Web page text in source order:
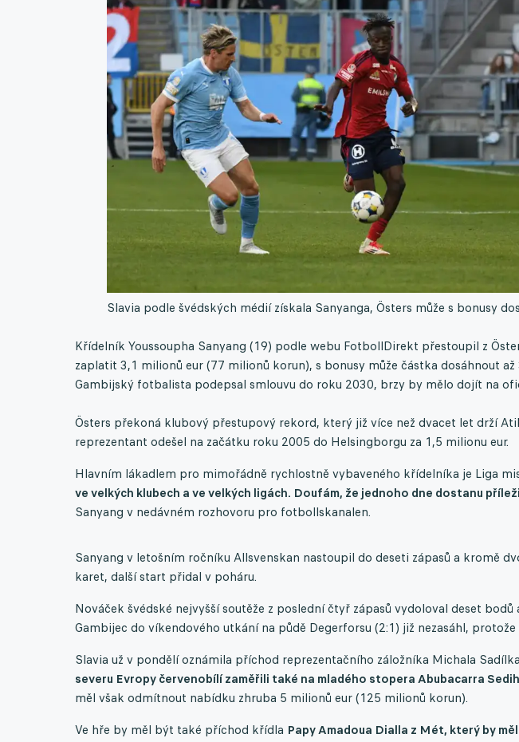
Slavia podle švédských médií získala Sanyanga, Östers může s bonusy
Křídelník Youssoupha Sanyang (19) podle webu FotbollDirekt přestoupil z
zaplatit 3,1 milionů eur (77 milionů korun), s bonusy může částka dosáhnout
Gambijský fotbalista podepsal smlouvu do roku 2030, brzy by mělo dojít na
Östers překoná klubový přestupový rekord, který již více než dvacet let drží
reprezentant odešel na začátku roku 2005 do Helsingborgu za 1,5 milionu eur.
Hlavním lákadlem pro mimořádně rychlostně vybaveného křídelníka je Liga
ve velkých klubech a ve velkých ligách. Doufám, že jednoho dne dostanu
Sanyang v nedávném rozhovoru pro fotbollskanalen.
Sanyang v letošním ročníku Allsvenskan nastoupil do deseti zápasů a kromě
karet, další start přidal v poháru.
Nováček švédské nejvyšší soutěže z poslední čtyř zápasů vydoloval deset
Gambijec do víkendového utkání na půdě Degerforsu (2:1) již nezasáhl,
Slavia už v pondělí oznámila příchod reprezentačního záložníka Michala
severu Evropy červenobílí zaměřili také na mladého stopera Abubacarra
měl však odmítnout nabídku zhruba 5 milionů eur (125 milionů korun).
Ve hře by měl být také příchod křídla Papy Amadoua Dialla z Mét, který by